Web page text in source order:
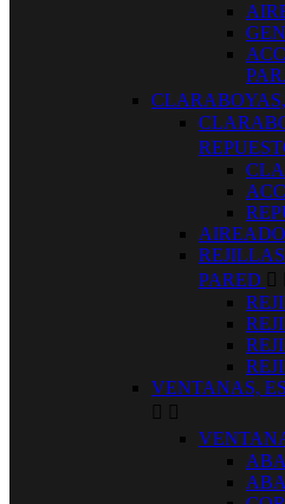
PARED 
VENTANAS,
 